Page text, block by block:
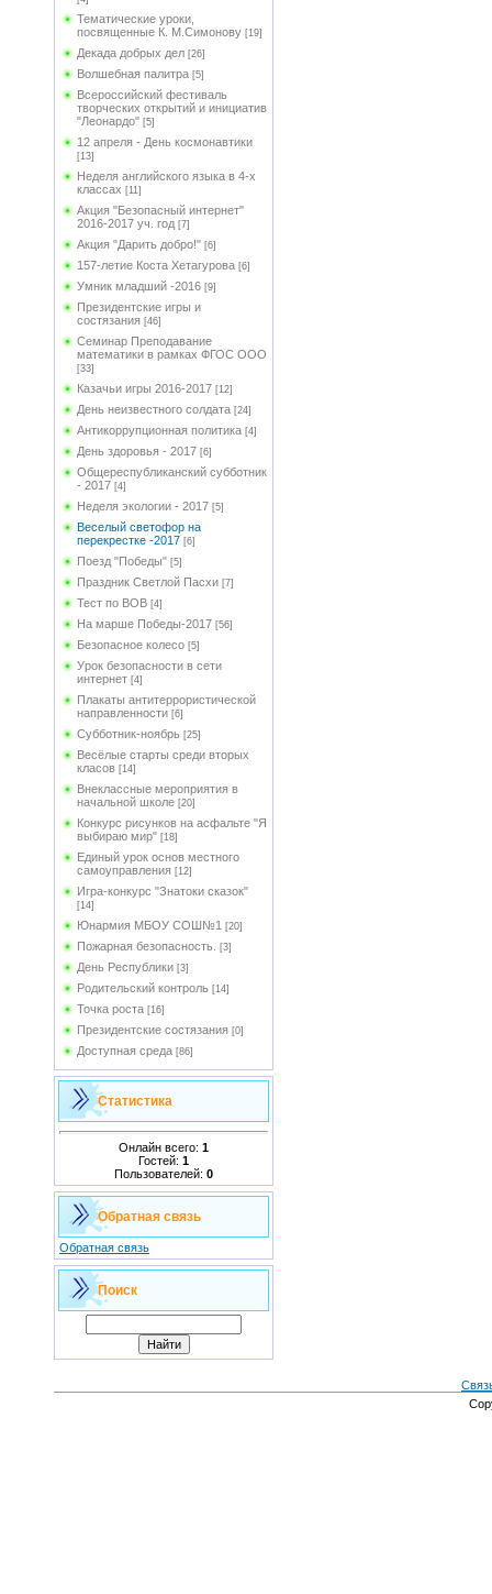
Тематические уроки,
посвященные К. М.Симонову [19]
Декада добрых дел [26]
Волшебная палитра [5]
Всероссийский фестиваль
творческих открытий и инициатив
"Леонардо" [5]
12 апреля - День космонавтики
[13]
Неделя английского языка в 4-х
классах [11]
Акция "Безопасный интернет"
2016-2017 уч. год [7]
Акция "Дарить добро!" [6]
157-летие Коста Хетагурова [6]
Умник младший -2016 [9]
Президентские игры и
состязания [46]
Семинар Преподавание
математики в рамках ФГОС ООО
[33]
Казачьи игры 2016-2017 [12]
День неизвестного солдата [24]
Антикоррупционная политика [4]
День здоровья - 2017 [6]
Общереспубликанский субботник
- 2017 [4]
Неделя экологии - 2017 [5]
Веселый светофор на
перекрестке -2017 [6]
Поезд "Победы" [5]
Праздник Светлой Пасхи [7]
Тест по ВОВ [4]
На марше Победы-2017 [56]
Безопасное колесо [5]
Урок безопасности в сети
интернет [4]
Плакаты антитеррористической
направленности [6]
Субботник-ноябрь [25]
Весёлые старты среди вторых
класов [14]
Внеклассные мероприятия в
начальной школе [20]
Конкурс рисунков на асфальте "Я
выбираю мир" [18]
Единый урок основ местного
самоуправления [12]
Игра-конкурс "Знатоки сказок"
[14]
Юнармия МБОУ СОШ№1 [20]
Пожарная безопасность. [3]
День Республики [3]
Родительский контроль [14]
Точка роста [16]
Президентские состязания [0]
Доступная среда [86]
Статистика
Онлайн всего: 1
Гостей: 1
Пользователей: 0
Обратная связь
Обратная связь
Поиск